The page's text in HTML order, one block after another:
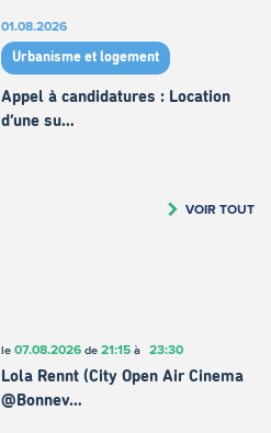
01.08.2026
Urbanisme et logement
Appel à candidatures : Location
d’une su…
VOIR TOUT
le 07.08.2026de 21:15à 23:30
Lola Rennt (City Open Air Cinema
@Bonnev…